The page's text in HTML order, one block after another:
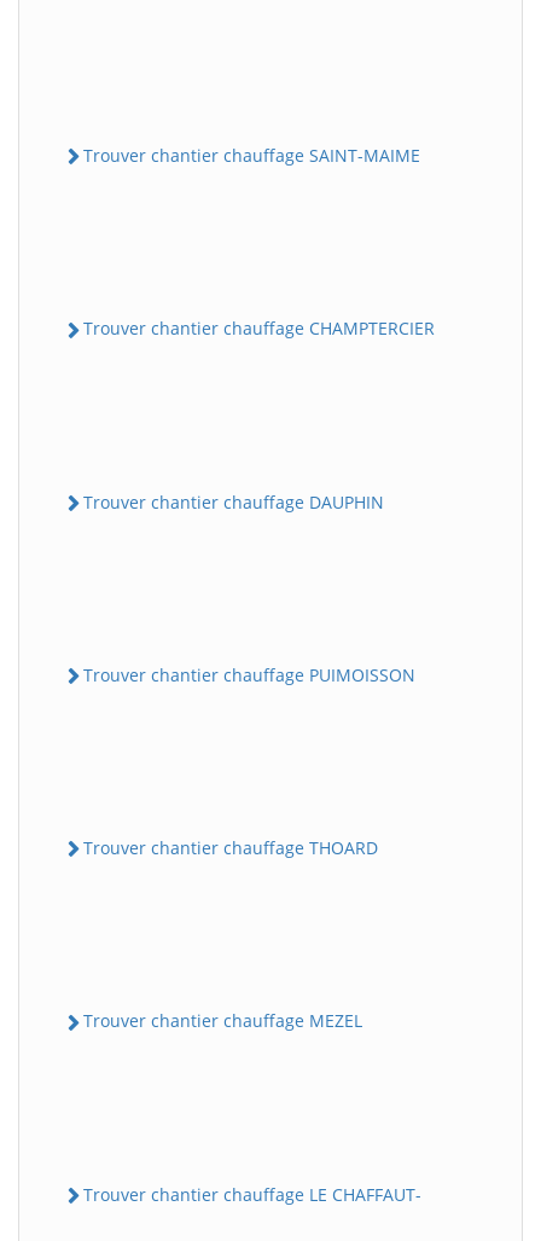
Trouver chantier chauffage SAINT-MAIME
Trouver chantier chauffage CHAMPTERCIER
Trouver chantier chauffage DAUPHIN
Trouver chantier chauffage PUIMOISSON
Trouver chantier chauffage THOARD
Trouver chantier chauffage MEZEL
Trouver chantier chauffage LE CHAFFAUT-